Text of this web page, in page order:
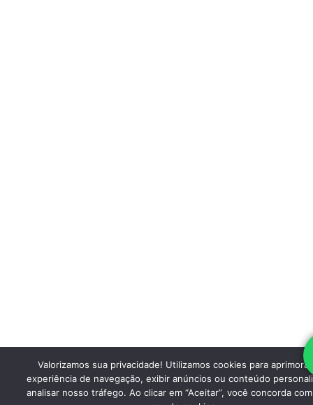
Valorizamos sua privacidade! Utilizamos cookies para
experiência de navegação, exibir anúncios ou conteúdo
analisar nosso tráfego. Ao clicar em “Aceitar”, você concorda